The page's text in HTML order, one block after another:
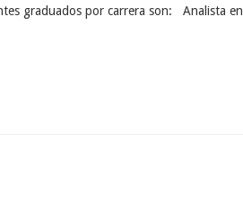
graduados por carrera son: Analista en